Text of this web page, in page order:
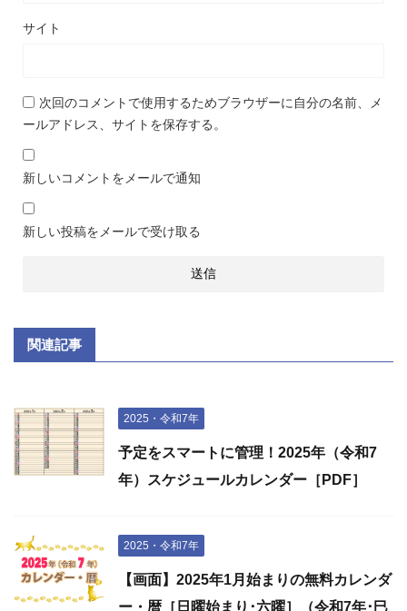
サイト
次回のコメントで使用するためブラウザーに自分の名前、メ
ールアドレス、サイトを保存する。
新しいコメントをメールで通知
新しい投稿をメールで受け取る
関連記事
2025・令和7年
予定をスマートに管理！2025年（令和7
年）スケジュールカレンダー［PDF］
2025・令和7年
【画面】2025年1月始まりの無料カレンダ
ー・暦［日曜始まり･六曜］（令和7年･巳